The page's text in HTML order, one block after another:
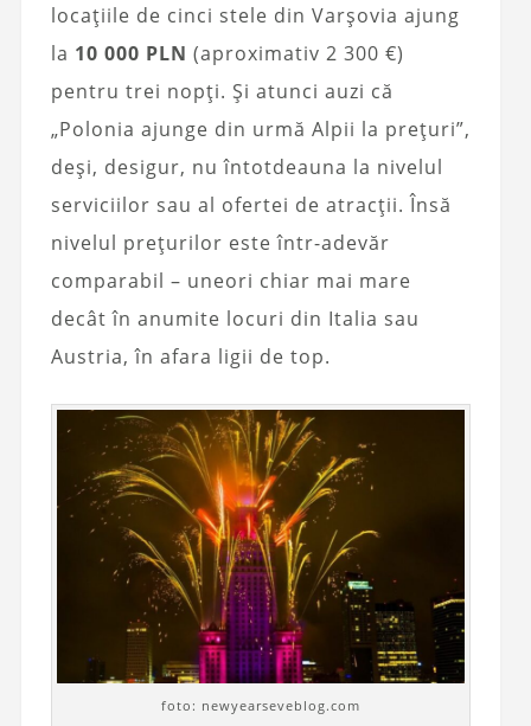
locațiile de cinci stele din Varșovia ajung
la 10 000 PLN (aproximativ 2 300 €)
pentru trei nopți. Și atunci auzi că
„Polonia ajunge din urmă Alpii la prețuri”,
deși, desigur, nu întotdeauna la nivelul
serviciilor sau al ofertei de atracții. Însă
nivelul prețurilor este într-adevăr
comparabil – uneori chiar mai mare
decât în anumite locuri din Italia sau
Austria, în afara ligii de top.
foto: newyearseveblog.com